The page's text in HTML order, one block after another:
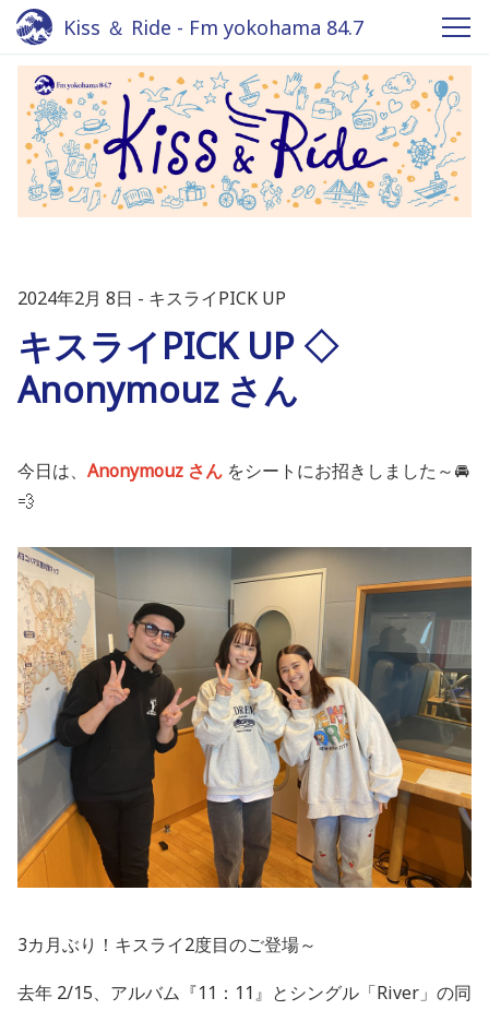
Kiss ＆ Ride - Fm yokohama 84.7
2024年2月 8日 キスライPICK UP
キスライPICK UP ◇
Anonymouz さん
今日は、 Anonymouz さん をシートにお招きしました～🚘
💨
3カ月ぶり！キスライ2度目のご登場～
去年 2/15、アルバム『11：11』とシングル「River」の同